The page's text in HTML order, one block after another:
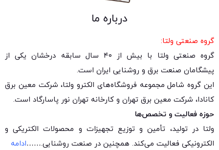
درباره ما
گروه صنعتی ولتا:
گروه صنعتی ولتا با بیش از ۴۰ سال سابقه درخشان یکی از
پیشگامان صنعت برق و روشنایی ایران است.
این گروه شامل مجموعه فروشگاه‌های الکترو ولتا، شرکت معین برق
کانادا، شرکت معین برق تهران و کارخانه تهران نور پاسارگاد است.
حوزه فعالیت و تخصص‌ها
ولتا در تولید، تأمین و توزیع تجهیزات و محصولات الکتریکی و
الکترونیکی فعالیت می‌کند. همچنین در صنعت روشنایی.……ادامه